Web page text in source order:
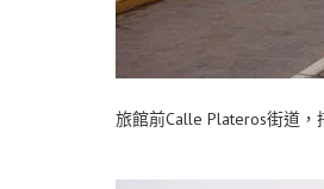
旅館前Calle Plateros街道，